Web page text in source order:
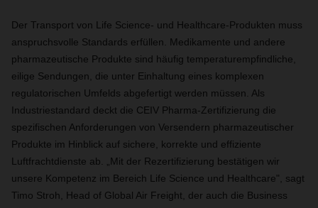
Der Transport von Life Science- und Healthcare-Produkten muss
anspruchsvolle Standards erfüllen. Medikamente und andere
pharmazeutische Produkte sind häufig temperaturempfindliche,
eilige Sendungen, die unter Einhaltung eines komplexen
regulatorischen Umfelds abgefertigt werden müssen. Als
Industriestandard deckt die CEIV Pharma-Zertifizierung die
spezifischen Anforderungen von Versendern pharmazeutischer
Produkte im Hinblick auf sichere, korrekte und effiziente
Luftfrachtdienste ab. „Mit der Rezertifizierung bestätigen wir
unsere Kompetenz im Bereich Life Science und Healthcare", sagt
Timo Stroh, Head of Global Air Freight, der auch die Business